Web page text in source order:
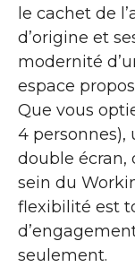
le cachet de
d’origine et
modernité
espace
Que vous
4 personnes),
double écran,
sein du
flexibilité est
seulement.